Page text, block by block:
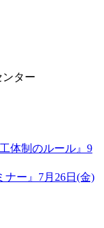
ンター
体制のルール』9
ナー』7月26日(金)